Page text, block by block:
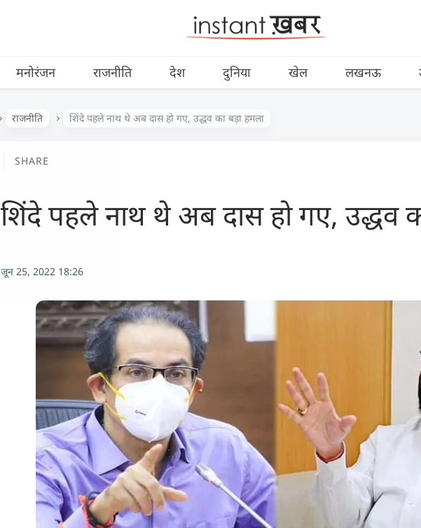
मनोरंजन राजनीति देश दुनिया खेल लखनऊ
राजनीति शिंदे पहले नाथ थे अब दास हो गए, उद्धव का बड़ा हमला
SHARE
शिंदे पहले नाथ थे अब दास हो गए, उद्धव
जून 25, 2022 18:26